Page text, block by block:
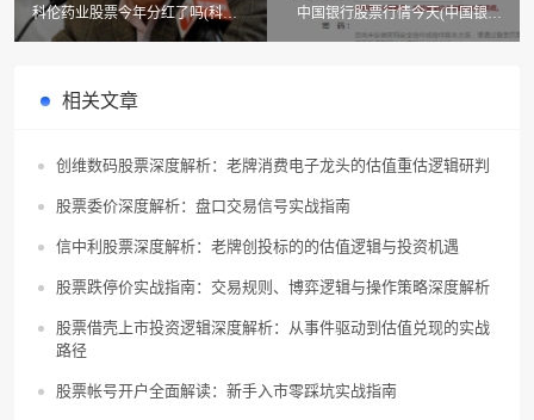
科伦药业股票今年分红了吗(科伦
药业股票每股每年能分多少红利)
中国银行股票行情今天(中国银行
的股票行情怎么样了?)
相关文章
创维数码股票深度解析：老牌消费电子龙头的估值重估逻辑研判
股票委价深度解析：盘口交易信号实战指南
信中利股票深度解析：老牌创投标的的估值逻辑与投资机遇
股票跌停价实战指南：交易规则、博弈逻辑与操作策略深度解析
股票借壳上市投资逻辑深度解析：从事件驱动到估值兑现的实战
路径
股票帐号开户全面解读：新手入市零踩坑实战指南